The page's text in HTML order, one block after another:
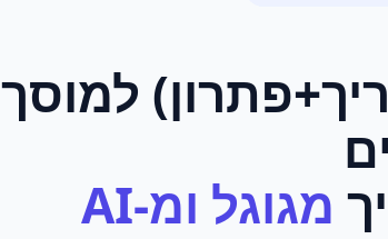
למוסך
מגוגל ומ-AI